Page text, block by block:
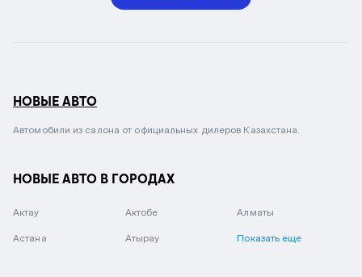
НОВЫЕ АВТО
Автомобили из салона от официальных дилеров Казахстана.
НОВЫЕ АВТО В ГОРОДАХ
Актау Актобе Алматы
Астана Атырау Показать еще